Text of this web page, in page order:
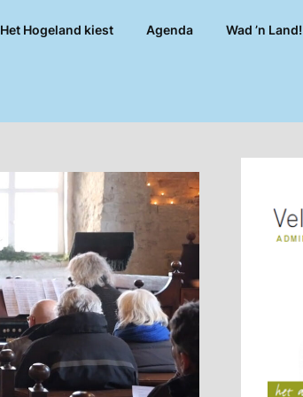
Het Hogeland kiest Agenda Wad ’n Land!